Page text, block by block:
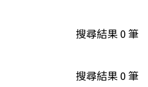
搜尋結果0筆
搜尋結果0筆